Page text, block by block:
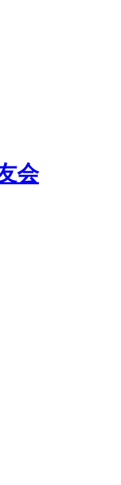
会